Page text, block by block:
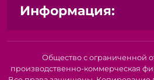
Информация:
Общество с ограниченной
производственно-коммерческая